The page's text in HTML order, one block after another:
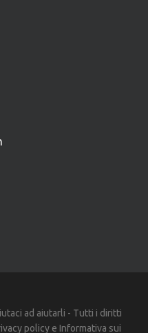
ad aiutarli - Tutti i diritti
policye Informativa sui